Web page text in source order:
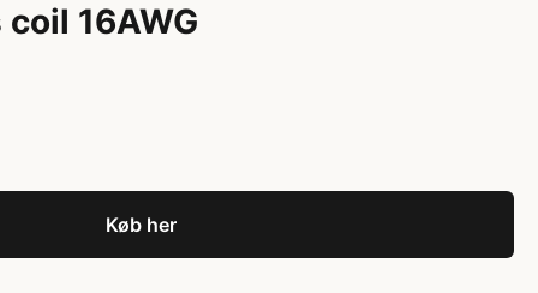
16AWG
Køb her